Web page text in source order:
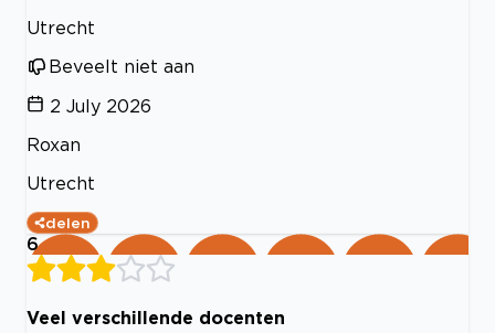
Utrecht
Beveelt niet aan
2 July 2026
Roxan
Utrecht
delen
6
Veel verschillende docenten